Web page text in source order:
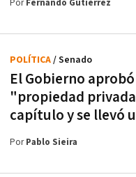
PorFernando Gutiérrez
El Gobierno
"propiedad
capítulo y se llevó
POLÍTICA/ Senado
PorPablo Sieira